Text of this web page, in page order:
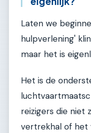
Laten we
hulpverlening'
maar het is
Het is de
reizigers die niet
vertrekhal of het